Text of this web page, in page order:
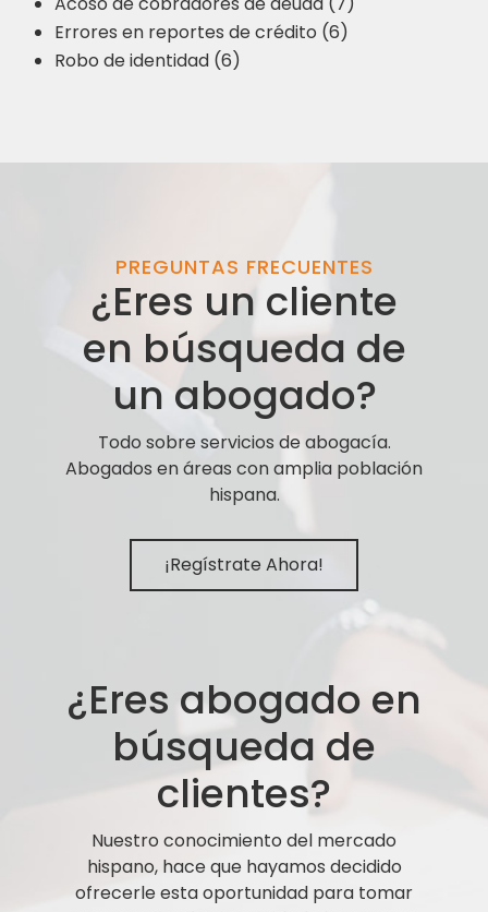
Errores en reportes de crédito (6)
Robo de identidad (6)
PREGUNTAS FRECUENTES
¿Eres un cliente
en búsqueda de
un abogado?
Todo sobre servicios de abogacía.
Abogados en áreas con amplia población
hispana.
¡Regístrate Ahora!
¿Eres abogado en
búsqueda de
clientes?
Nuestro conocimiento del mercado
hispano, hace que hayamos decidido
ofrecerle esta oportunidad para tomar